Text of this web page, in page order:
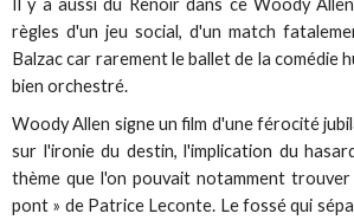
Il y a aussi du Renoir dans ce Woody
règles d'un jeu social, d'un match
Balzac car rarement le ballet de la comédie
bien orchestré.
Woody Allen signe un film d'une férocité
sur l'ironie du destin, l'implication du
thème que l'on pouvait notamment
pont » de Patrice Leconte. Le fossé qui